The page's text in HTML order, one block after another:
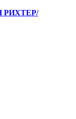
РИХТЕР/